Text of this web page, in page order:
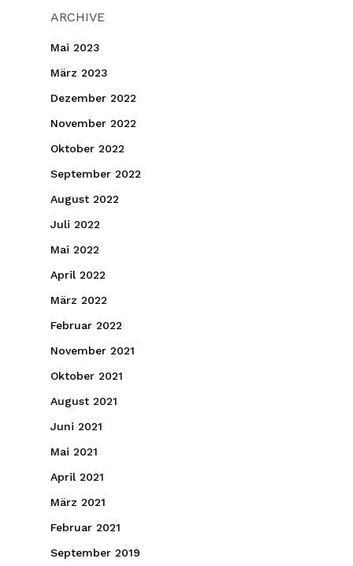
ARCHIVE
Mai 2023
März 2023
Dezember 2022
November 2022
Oktober 2022
September 2022
August 2022
Juli 2022
Mai 2022
April 2022
März 2022
Februar 2022
November 2021
Oktober 2021
August 2021
Juni 2021
Mai 2021
April 2021
März 2021
Februar 2021
September 2019